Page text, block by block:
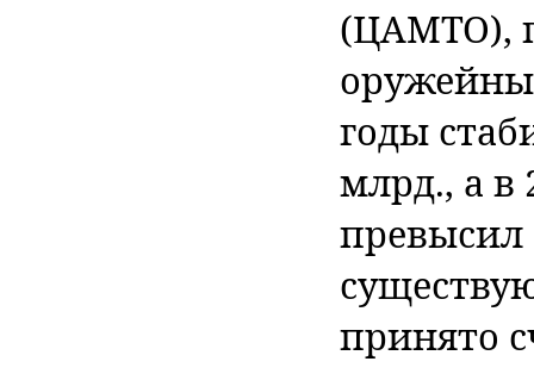
(ЦАМТО),
годы
млрд., а в
превысил
принято